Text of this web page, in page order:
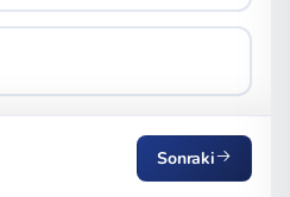
Sonraki